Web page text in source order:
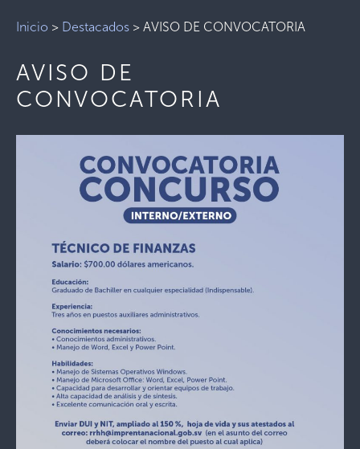
Inicio > Destacados > AVISO DE CONVOCATORIA
AVISO DE
CONVOCATORIA